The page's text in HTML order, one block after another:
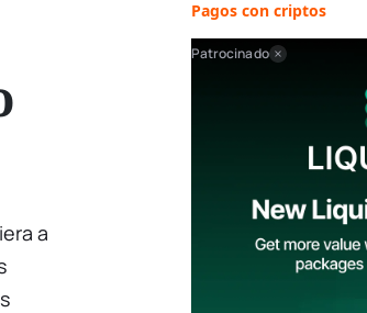
a
Pagos con criptos
Patrocinado